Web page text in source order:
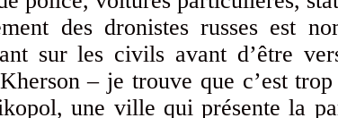
des dronistes russes est
sur les civils avant d’être
– je trouve que c’est
une ville qui présente la